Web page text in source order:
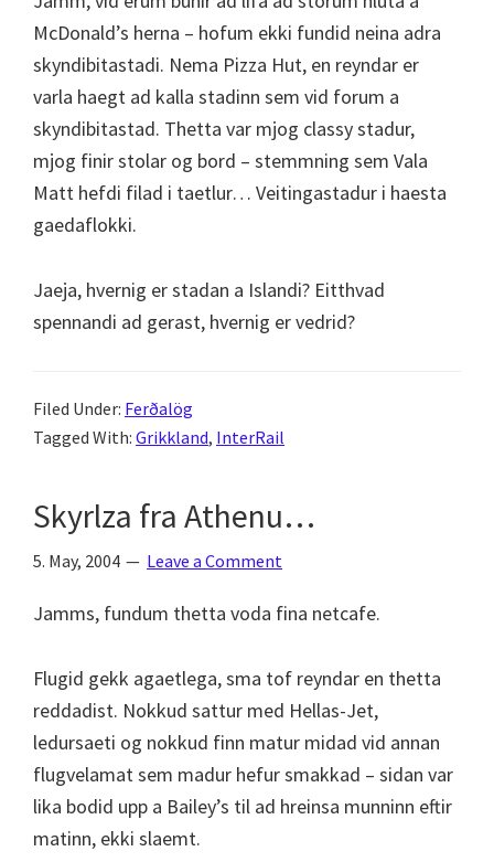
McDonald’s herna – hofum ekki fundid neina adra
skyndibitastadi. Nema Pizza Hut, en reyndar er
varla haegt ad kalla stadinn sem vid forum a
skyndibitastad. Thetta var mjog classy stadur,
mjog finir stolar og bord – stemmning sem Vala
Matt hefdi filad i taetlur… Veitingastadur i haesta
gaedaflokki.
Jaeja, hvernig er stadan a Islandi? Eitthvad
spennandi ad gerast, hvernig er vedrid?
Filed Under: Ferðalög
Tagged With: Grikkland, InterRail
Skyrlza fra Athenu…
5. May, 2004 Leave a Comment
Jamms, fundum thetta voda fina netcafe.
Flugid gekk agaetlega, sma tof reyndar en thetta
reddadist. Nokkud sattur med Hellas-Jet,
ledursaeti og nokkud finn matur midad vid annan
flugvelamat sem madur hefur smakkad – sidan var
lika bodid upp a Bailey’s til ad hreinsa munninn eftir
matinn, ekki slaemt.